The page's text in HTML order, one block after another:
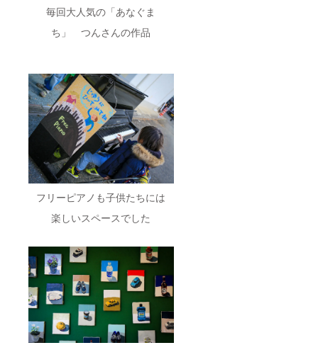
毎回大人気の「あなぐま
ち」 つんさんの作品
フリーピアノも子供たちには
楽しいスペースでした